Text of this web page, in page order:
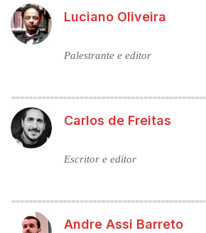
Luciano Oliveira
Palestrante e editor
Carlos de Freitas
Escritor e editor
Andre Assi Barreto